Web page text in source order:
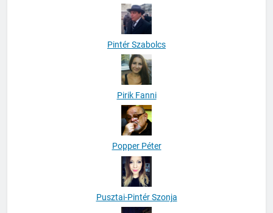
Pintér Szabolcs
Pirik Fanni
Popper Péter
Pusztai-Pintér Szonja